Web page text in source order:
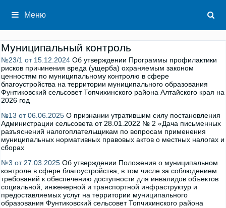
содержимому
Меню
Муниципальный контроль
№23/1 от 15.12.2024 Об утверждении Программы профилактики
рисков причинения вреда (ущерба) охраняемым законом
ценностям по муниципальному контролю в сфере
благоустройства на территории муниципального образования
Фунтиковский сельсовет Топчихинского района Алтайского края на
2026 год
№13 от 06.06.2025 О признании утратившим силу постановления
Администрации сельсовета от 28.01.2022 № 2 «Дача письменных
разъяснений налогоплательщикам по вопросам применения
муниципальных нормативных правовых актов о местных налогах и
сборах
№3 от 27.03.2025 Об утверждении Положения о муниципальном
контроле в сфере благоустройства, в том числе за соблюдением
требований к обеспечению доступности для инвалидов объектов
социальной, инженерной и транспортной инфраструктур и
предоставляемых услуг на территории муниципального
образования Фунтиковский сельсовет Топчихинского района